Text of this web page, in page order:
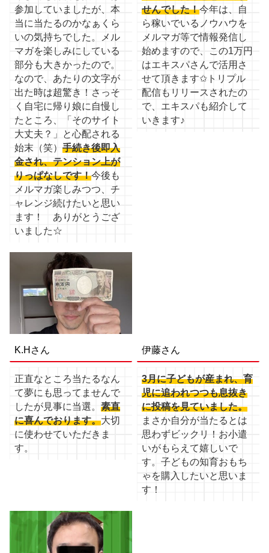
参加していましたが、本
当に当たるのかなぁくら
いの気持ちでした。メル
マガを楽しみにしている
部分も大きかったので。
なので、あたりの文字が
出た時は超驚き！さっそ
く自宅に帰り娘に自慢し
たところ、「そのサイト
大丈夫？」と心配される
始末（笑） 手続き後即入
金され、テンション上が
りっぱなしです！今後も
メルマガ楽しみつつ、チ
ャレンジ続けたいと思い
ます！ ありがとうござ
いました☆
せんでした！今年は、自
ら稼いでいるノウハウを
メルマガ等で情報発信し
始めますので、この1万円
はエキスパさんで活用さ
せて頂きます✩トリプル
配信もリリースされたの
で、エキスパも紹介して
いきます♪
K.Hさん
正直なところ当たるなん
て夢にも思ってませんで
したが見事に当選。 素直
に喜んでおります。大切
に使わせていただきま
す。
伊藤さん
3月に子どもが産まれ、育
児に追われつつも息抜き
に投稿を見ていました。
まさか自分が当たるとは
思わずビックリ！お小遣
いがもらえて嬉しいで
す。子どもの知育おもち
ゃを購入したいと思いま
す！